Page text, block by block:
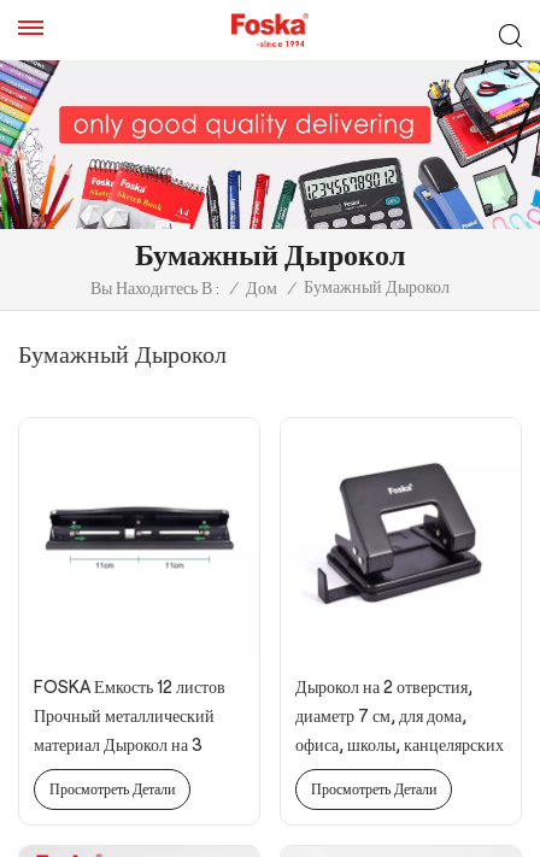
Бумажный Дырокол
Вы Находитесь В : / Дом / Бумажный Дырокол
Бумажный Дырокол
FOSKA Емкость 12 листов
Прочный металлический
материал Дырокол на 3
отверстия
Просмотреть Детали
Дырокол на 2 отверстия,
диаметр 7 см, для дома,
офиса, школы, канцелярских
принадлежностей, с мягкой
ручкой.
Просмотреть Детали